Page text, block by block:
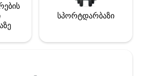
სპორტდარბაზი